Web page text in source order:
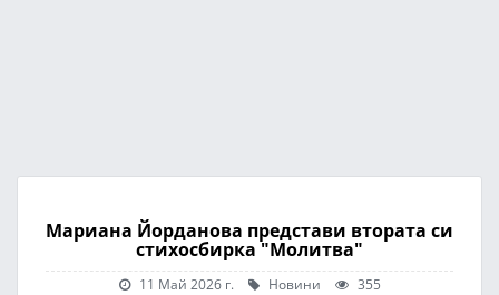
Мариана Йорданова представи втората си
стихосбирка "Молитва"
11 Май 2026 г. Новини 355